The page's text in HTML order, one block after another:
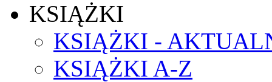
KSIĄŻKI
KSIĄŻKI -
KSIĄŻKI A-Z